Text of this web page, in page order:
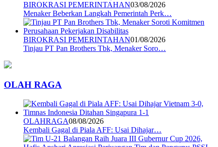
BIROKRASI PEMERINTAHAN03/08/2026
Menaker Beberkan Langkah Pemerintah Perk…
BIROKRASI PEMERINTAHAN01/08/2026
Tinjau PT Pan Brothers Tbk, Menaker Soro…
OLAH RAGA
OLAHRAGA08/08/2026
Kembali Gagal di Piala AFF: Usai Dihajar…